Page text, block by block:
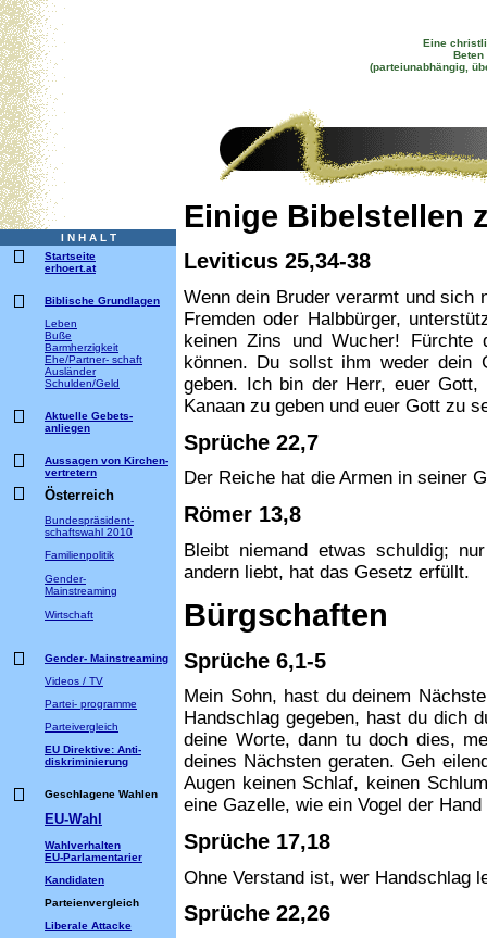
I N H A L T
Startseite
erhoert.at
Biblische Grundlagen
Leben
Buße
Barmherzigkeit
Ehe/Partner- schaft
Ausländer
Schulden/Geld
Aktuelle Gebets-
anliegen
Aussagen von Kirchen-
vertretern
Österreich
Bundespräsident-
schaftswahl 2010
Familienpolitik
Gender-
Mainstreaming
Wirtschaft
Gender- Mainstreaming
Videos / TV
Partei- programme
Parteivergleich
EU Direktive: Anti-
diskriminierung
Geschlagene Wahlen
EU-Wahl
Wahlverhalten
EU-Parlamentarier
Kandidaten
Parteienvergleich
Liberale Attacke
Eine
Beten
(parteiunabhängig,
Einige Bibelstellen
Leviticus 25,34-38
Wenn dein Bruder verarmt und sich
Fremden oder Halbbürger,
keinen Zins und Wucher!
können. Du sollst ihm weder dein
geben. Ich bin der Herr, euer
Kanaan zu geben und euer Gott zu
Sprüche 22,7
Der Reiche hat die Armen in seiner
Römer 13,8
Bleibt niemand etwas schuldig;
andern liebt, hat das Gesetz erfüllt.
Bürgschaften
Sprüche 6,1-5
Mein Sohn, hast du deinem
Handschlag gegeben, hast du dich
deine Worte, dann tu doch dies,
deines Nächsten geraten. Geh
Augen keinen Schlaf, keinen
eine Gazelle, wie ein Vogel der
Sprüche 17,18
Ohne Verstand ist, wer Handschlag
Sprüche 22,26